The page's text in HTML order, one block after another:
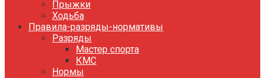
Прыжки
Ходьба
Правила-разряды-нормативы
Разряды
Мастер спорта
КМС
Нормы